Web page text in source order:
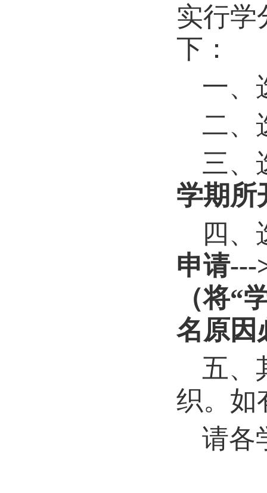
实行学
下：
一、
二、
三、
学期所
四、
申请---
（将“
名原因
五、
织。如
请各